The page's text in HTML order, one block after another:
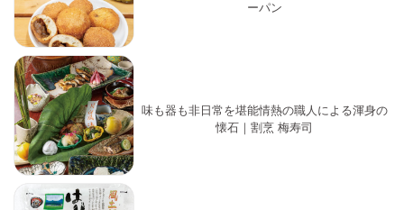
ーパン
味も器も非日常を堪能情熱の職人による渾身の
懐石｜割烹 梅寿司